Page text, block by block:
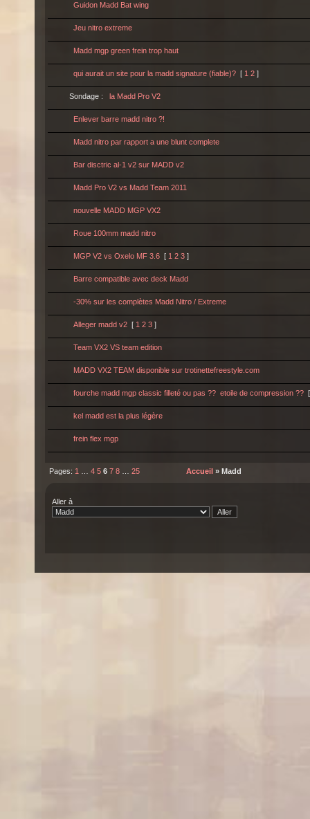
Guidon Madd Bat wing
Jeu nitro extreme
Madd mgp green frein trop haut
qui aurait un site pour la madd signature (fiable)? [ 1 2 ]
Sondage :la Madd Pro V2
Enlever barre madd nitro ?!
Madd nitro par rapport a une blunt complete
Bar disctric al-1 v2 sur MADD v2
Madd Pro V2 vs Madd Team 2011
nouvelle MADD MGP VX2
Roue 100mm madd nitro
MGP V2 vs Oxelo MF 3.6 [ 1 2 3 ]
Barre compatible avec deck Madd
-30% sur les complètes Madd Nitro / Extreme
Alleger madd v2 [ 1 2 3 ]
Team VX2 VS team edition
MADD VX2 TEAM disponible sur trotinettefreestyle.com
fourche madd mgp classic filleté ou pas ?? etoile de compression ??
kel madd est la plus légère
frein flex mgp
Pages: 1 4 5 6 7 8 25 Accueil » Madd
Aller à